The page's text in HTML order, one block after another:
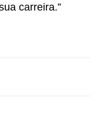
carreira.”